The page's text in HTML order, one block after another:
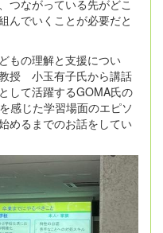
つながっている先がどこ
んでいくことが必要だと
もの理解と支援につい
授 小玉有子氏から講話
して活躍するGOMA氏の
感じた学習場面のエピソ
めるまでのお話をしてい